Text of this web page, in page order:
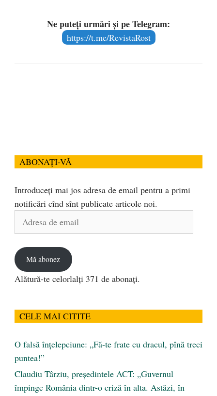
Ne puteți urmări și pe Telegram:
https://t.me/RevistaRost
ABONAȚI-VĂ
Introduceți mai jos adresa de email pentru a primi
notificări cînd sînt publicate articole noi.
Mă abonez
Alătură-te celorlalți 371 de abonați.
CELE MAI CITITE
O falsă înțelepciune: „Fă-te frate cu dracul, pînă treci
puntea!”
Claudiu Târziu, președintele ACT: „Guvernul
împinge România dintr-o criză în alta. Astăzi, în